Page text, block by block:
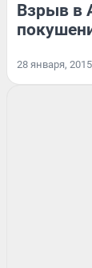
Взрыв в
28 января,